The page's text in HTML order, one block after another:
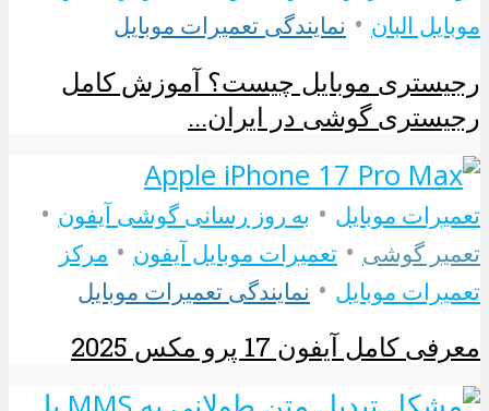
موبایل البان • نمایندگی تعمیرات موبایل
رجیستری موبایل چیست؟ آموزش کامل
رجیستری گوشی در ایران...
تعمیرات موبایل • به روز رسانی گوشی آیفون •
تعمیر گوشی • تعمیرات موبایل آیفون • مرکز
تعمیرات موبایل • نمایندگی تعمیرات موبایل
معرفی کامل آیفون 17 پرو مکس 2025